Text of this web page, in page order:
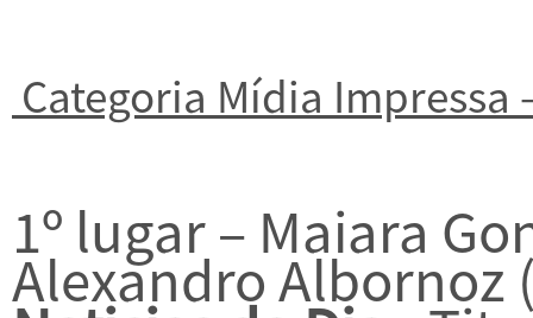
Categoria Mídia Impressa
1º lugar – Maiara
Alexandro